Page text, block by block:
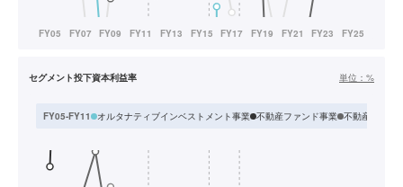
セグメント投下資本利益率 単位： %
FY05-FY11 オルタナティブインベストメント事業 不動産ファンド事業 不動産流動化